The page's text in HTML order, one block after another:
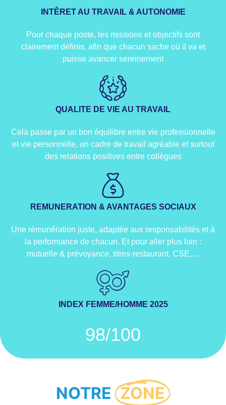
INTÊRET AU TRAVAIL & AUTONOMIE
Pour chaque poste, les missions et objectifs sont
clairement définis, afin que chacun sache où il va et
puisse avancer sereinement
QUALITE DE VIE AU TRAVAIL
Cela passe par un bon équilibre entre vie professionnelle
et vie personnelle, un cadre de travail agréable et surtout
des relations positives entre collègues
REMUNERATION & AVANTAGES SOCIAUX​​
Une rémunération juste, adaptée aux responsabilités et à
la performance de chacun. Et pour aller plus loin :
mutuelle & prévoyance, titres-restaurant, CSE, ...
INDEX FEMME/HOMME 2025
98/100
NOTRE ZONE